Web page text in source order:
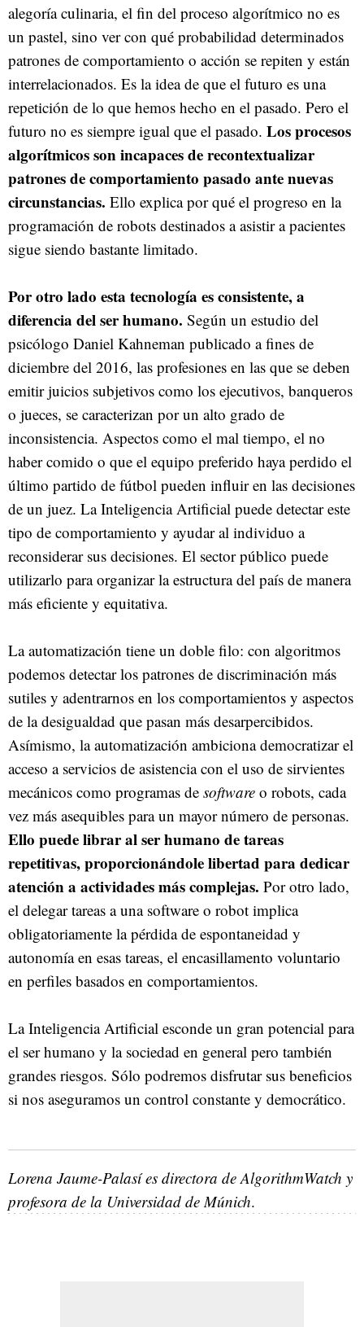
alegoría culinaria, el fin del proceso algorítmico no es
un pastel, sino ver con qué probabilidad determinados
patrones de comportamiento o acción se repiten y están
interrelacionados. Es la idea de que el futuro es una
repetición de lo que hemos hecho en el pasado. Pero el
futuro no es siempre igual que el pasado. Los procesos
algorítmicos son incapaces de recontextualizar
patrones de comportamiento pasado ante nuevas
circunstancias. Ello explica por qué el progreso en la
programación de robots destinados a asistir a pacientes
sigue siendo bastante limitado.
Por otro lado esta tecnología es consistente, a
diferencia del ser humano. Según un estudio del
psicólogo Daniel Kahneman publicado a fines de
diciembre del 2016, las profesiones en las que se deben
emitir juicios subjetivos como los ejecutivos, banqueros
o jueces, se caracterizan por un alto grado de
inconsistencia. Aspectos como el mal tiempo, el no
haber comido o que el equipo preferido haya perdido el
último partido de fútbol pueden influir en las decisiones
de un juez. La Inteligencia Artificial puede detectar este
tipo de comportamiento y ayudar al individuo a
reconsiderar sus decisiones. El sector público puede
utilizarlo para organizar la estructura del país de manera
más eficiente y equitativa.
La automatización tiene un doble filo: con algoritmos
podemos detectar los patrones de discriminación más
sutiles y adentrarnos en los comportamientos y aspectos
de la desigualdad que pasan más desarpercibidos.
Asímismo, la automatización ambiciona democratizar el
acceso a servicios de asistencia con el uso de sirvientes
mecánicos como programas de software o robots, cada
vez más asequibles para un mayor número de personas.
Ello puede librar al ser humano de tareas
repetitivas, proporcionándole libertad para dedicar
atención a actividades más complejas. Por otro lado,
el delegar tareas a una software o robot implica
obligatoriamente la pérdida de espontaneidad y
autonomía en esas tareas, el encasillamento voluntario
en perfiles basados en comportamientos.
La Inteligencia Artificial esconde un gran potencial para
el ser humano y la sociedad en general pero también
grandes riesgos. Sólo podremos disfrutar sus beneficios
si nos aseguramos un control constante y democrático.
Lorena Jaume-Palasí es directora de AlgorithmWatch y
profesora de la Universidad de Múnich.